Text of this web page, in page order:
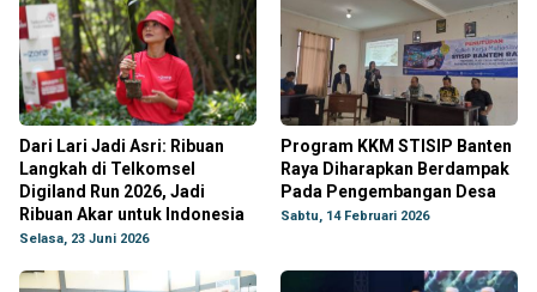
Dari Lari Jadi Asri: Ribuan
Langkah di Telkomsel
Digiland Run 2026, Jadi
Ribuan Akar untuk Indonesia
Selasa, 23 Juni 2026
Program KKM STISIP Banten
Raya Diharapkan Berdampak
Pada Pengembangan Desa
Sabtu, 14 Februari 2026